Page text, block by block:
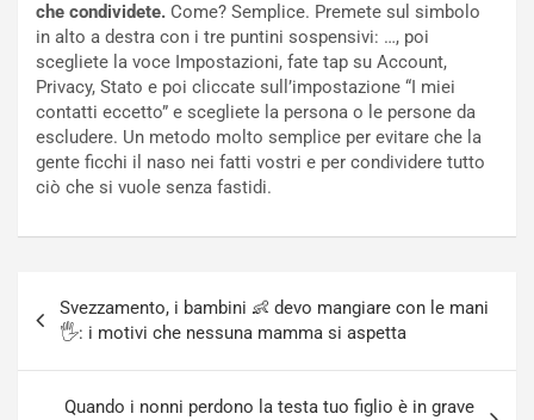
che condividete. Come? Semplice. Premete sul simbolo
in alto a destra con i tre puntini sospensivi: …, poi
scegliete la voce Impostazioni, fate tap su Account,
Privacy, Stato e poi cliccate sull’impostazione “I miei
contatti eccetto” e scegliete la persona o le persone da
escludere. Un metodo molto semplice per evitare che la
gente ficchi il naso nei fatti vostri e per condividere tutto
ciò che si vuole senza fastidi.
articoli
Svezzamento, i bambini 👶 devo mangiare con le mani
🖐: i motivi che nessuna mamma si aspetta
Quando i nonni perdono la testa tuo figlio è in grave